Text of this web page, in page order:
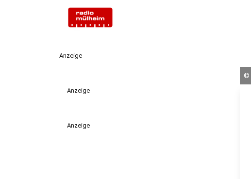
Anzeige
Anzeige
Anzeige
©